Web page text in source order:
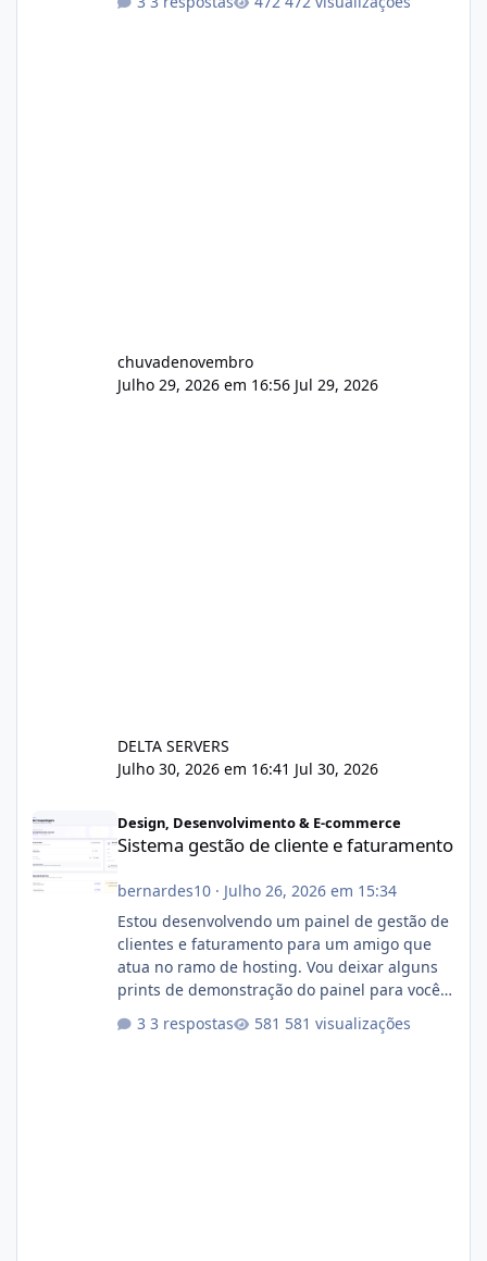
chuvadenovembro
Julho 29, 2026 em 16:56 Jul 29, 2026
DELTA SERVERS
Julho 30, 2026 em 16:41 Jul 30, 2026
Design, Desenvolvimento & E-commerce
Sistema gestão de cliente e faturamento
bernardes10· Julho 26, 2026 em 15:34
Estou desenvolvendo um painel de gestão de
clientes e faturamento para um amigo que
atua no ramo de hosting. Vou deixar alguns
prints de demonstração do painel para vocês
com cerca de 80% concluído e conta com
3 respostas 581 visualizações